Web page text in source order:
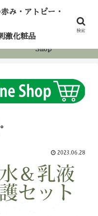
Shop
2023.06.28
み・アトピー・
激化粧品
検索